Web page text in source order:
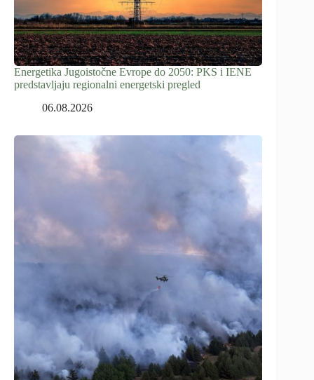
Energetika Jugoistočne Evrope do 2050: PKS i IENE
predstavljaju regionalni energetski pregled
06.08.2026